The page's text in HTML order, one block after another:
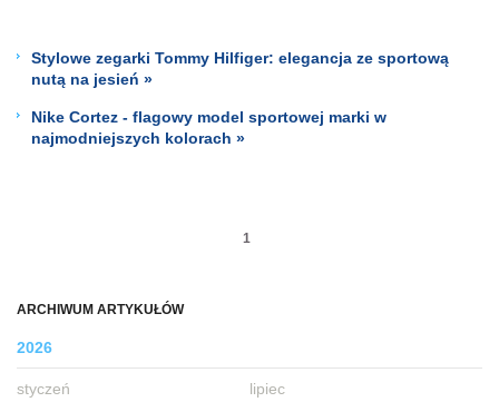
ARCHIWUM ARTYKUŁÓW
2026
styczeń
lipiec
Stylowe zegarki Tommy Hilfiger: elegancja ze sportową
nutą na jesień »
Nike Cortez - flagowy model sportowej marki w
najmodniejszych kolorach »
1